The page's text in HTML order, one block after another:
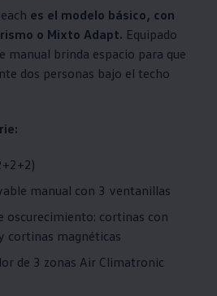
es el modelo básico, con
o Mixto Adapt. Equipado
manual brinda espacio para que
dos personas bajo el techo
manual con 3 ventanillas
oscurecimiento: cortinas con
cortinas magnéticas
de 3 zonas Air Climatronic